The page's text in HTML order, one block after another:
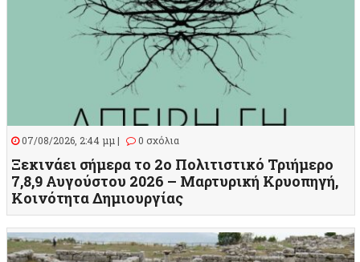
07/08/2026, 2:44 μμ | 0 σχόλια
Ξεκινάει σήμερα το 2ο Πολιτιστικό Τριήμερο
7,8,9 Αυγούστου 2026 – Μαρτυρική Κρυοπηγή,
Κοινότητα Δημιουργίας